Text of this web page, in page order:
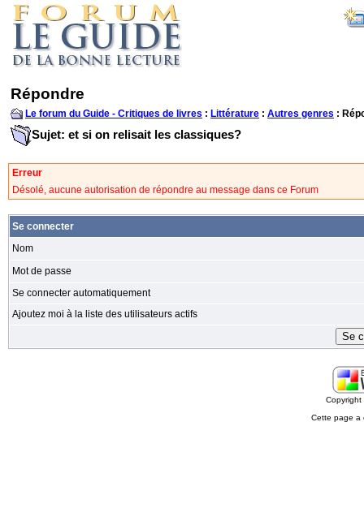
Répondre
Le forum du Guide - Critiques de livres : Littérature : Autres genres :
Sujet: et si on relisait les classiques?
Erreur
Désolé, aucune autorisation de répondre au message dans ce Forum
Se connecter
Nom
Mot de passe
Se connecter automatiquement
Ajoutez moi à la liste des utilisateurs actifs
Cette page a